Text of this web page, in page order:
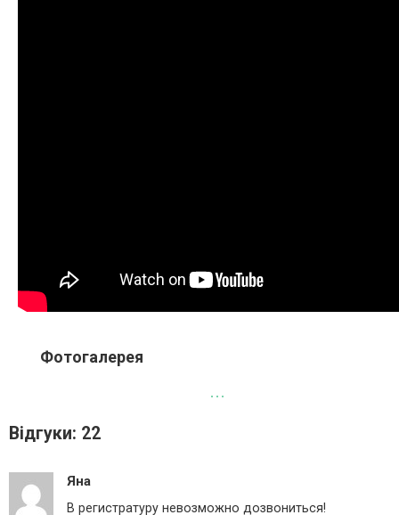
Фотогалерея
Відгуки: 22
Яна
В регистратуру невозможно дозвониться!